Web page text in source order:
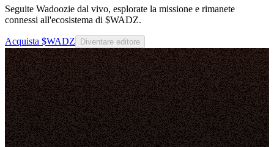
Seguite Wadoozie dal vivo, esplorate la missione e rimanete
connessi all'ecosistema di $WADZ.
Acquista $WADZ Diventare editore